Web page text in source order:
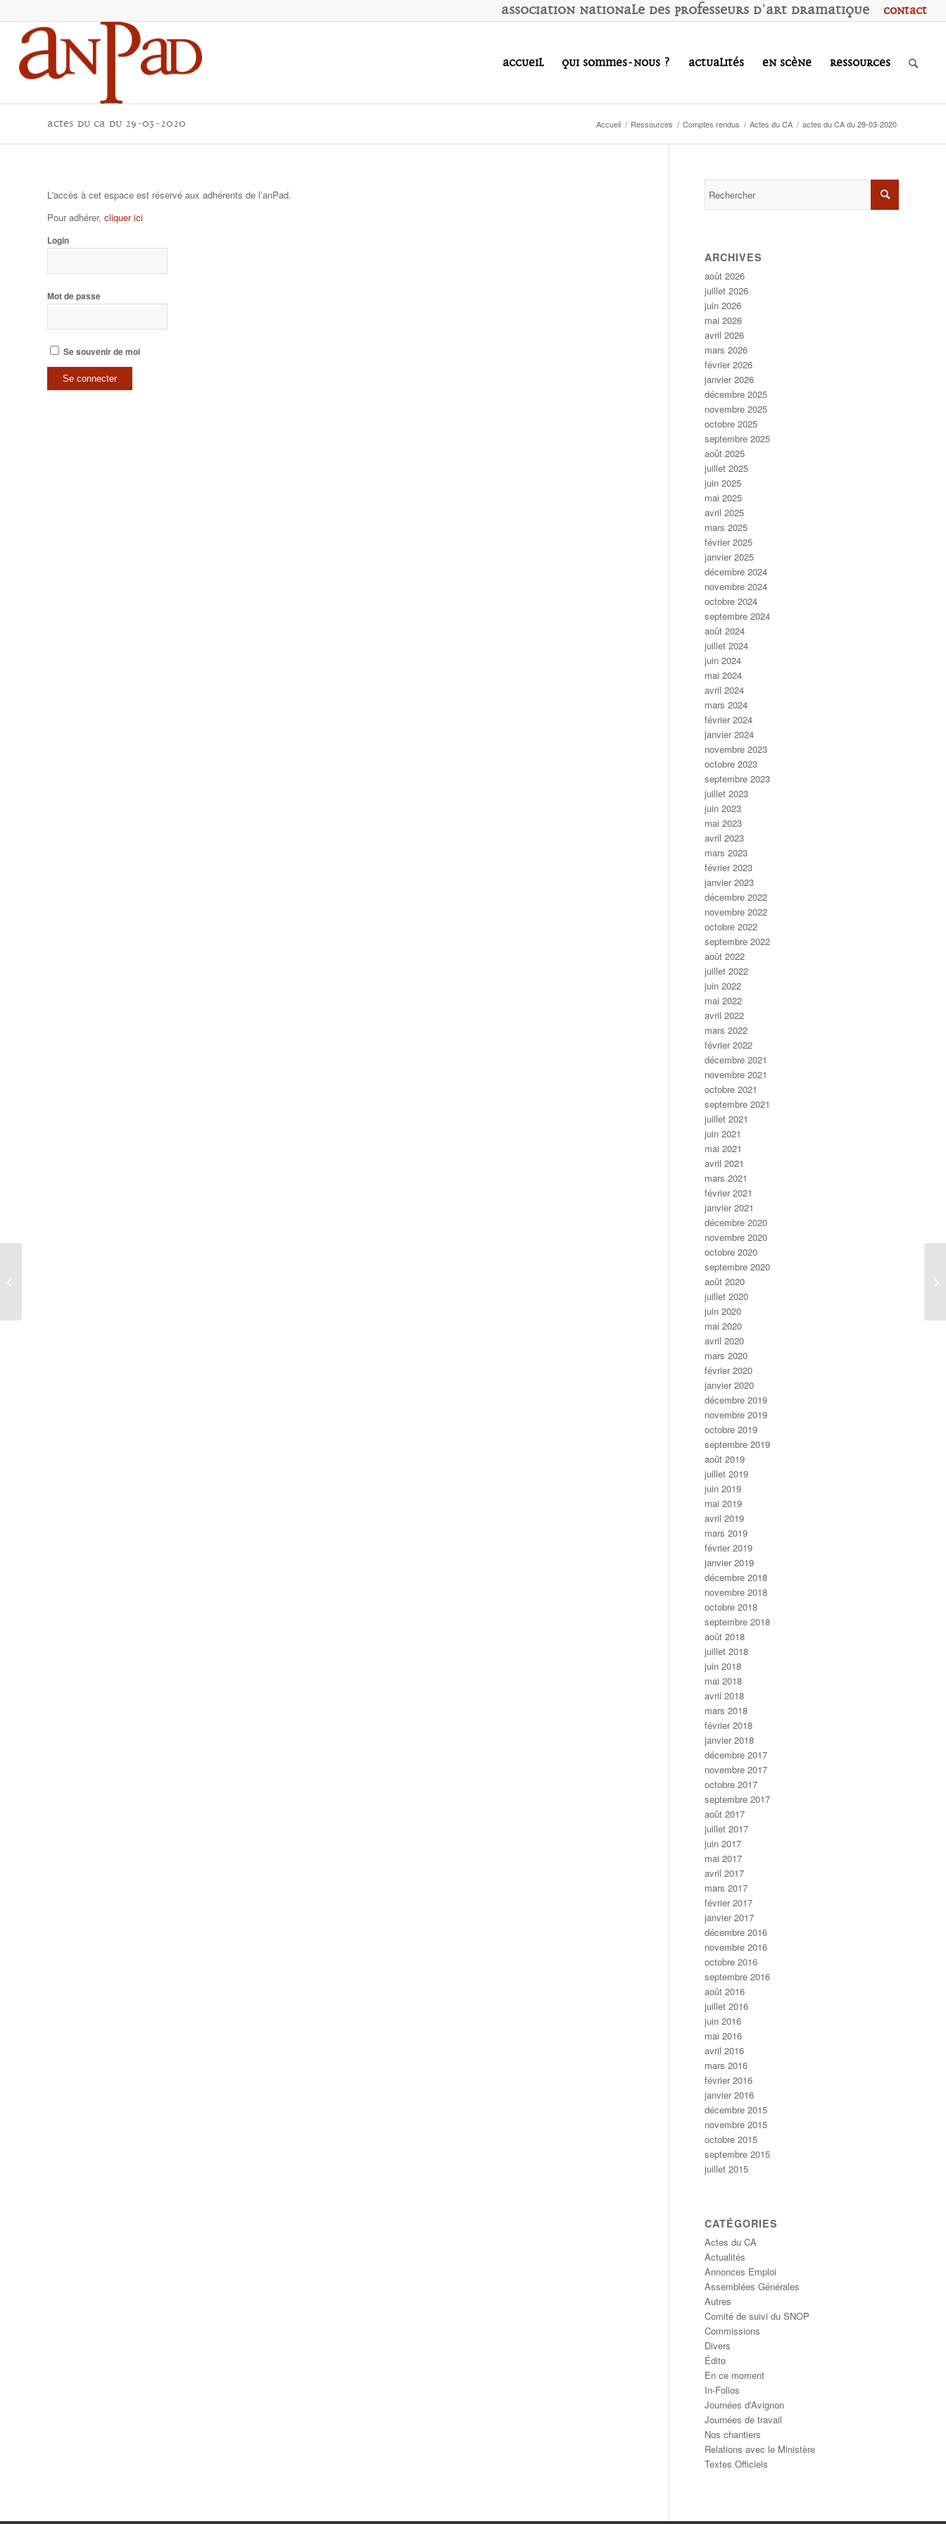
Contact
Association Nationale des Professeurs d'Art Dramatique
Accueil Qui sommes-nous ? Actualités En scène Ressources
actes du CA du 29-03-2020 Accueil / Ressources / Comptes rendus / Actes du CA / actes du CA du 29-03-2020
L'accès à cet espace est réservé aux adhérents de l’anPad.
Pour adhérer, cliquer ici
Login
Mot de passe
Se souvenir de moi
ARCHIVES
août 2026
juillet 2026
juin 2026
mai 2026
avril 2026
mars 2026
février 2026
janvier 2026
décembre 2025
novembre 2025
octobre 2025
septembre 2025
août 2025
juillet 2025
juin 2025
mai 2025
avril 2025
mars 2025
février 2025
janvier 2025
décembre 2024
novembre 2024
octobre 2024
septembre 2024
août 2024
juillet 2024
juin 2024
mai 2024
avril 2024
mars 2024
février 2024
janvier 2024
novembre 2023
octobre 2023
septembre 2023
juillet 2023
juin 2023
mai 2023
avril 2023
mars 2023
février 2023
janvier 2023
décembre 2022
novembre 2022
octobre 2022
septembre 2022
août 2022
juillet 2022
juin 2022
mai 2022
avril 2022
mars 2022
février 2022
décembre 2021
novembre 2021
octobre 2021
septembre 2021
juillet 2021
juin 2021
mai 2021
avril 2021
mars 2021
février 2021
janvier 2021
décembre 2020
novembre 2020
octobre 2020
septembre 2020
août 2020
juillet 2020
juin 2020
mai 2020
avril 2020
mars 2020
février 2020
janvier 2020
décembre 2019
novembre 2019
octobre 2019
septembre 2019
août 2019
juillet 2019
juin 2019
mai 2019
avril 2019
mars 2019
février 2019
janvier 2019
décembre 2018
novembre 2018
octobre 2018
septembre 2018
août 2018
juillet 2018
juin 2018
mai 2018
avril 2018
mars 2018
février 2018
janvier 2018
décembre 2017
novembre 2017
octobre 2017
septembre 2017
août 2017
juillet 2017
juin 2017
mai 2017
avril 2017
mars 2017
février 2017
janvier 2017
décembre 2016
novembre 2016
octobre 2016
septembre 2016
août 2016
juillet 2016
juin 2016
mai 2016
avril 2016
mars 2016
février 2016
janvier 2016
décembre 2015
novembre 2015
octobre 2015
septembre 2015
juillet 2015
CATÉGORIES
Actes du CA
Actualités
Annonces Emploi
Assemblées Générales
Autres
Comité de suivi du SNOP
Commissions
Divers
Édito
En ce moment
In-Folios
Journées d'Avignon
Journées de travail
Nos chantiers
Relations avec le Ministère
Textes Officiels